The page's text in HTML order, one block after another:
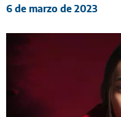
6 de marzo de 2023